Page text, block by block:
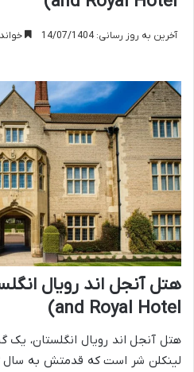
آخرین به روز رسانی: 14/07/1404 خواندن
and Royal Hotel)
هتل آنجل اند رویال انگلستان، یک